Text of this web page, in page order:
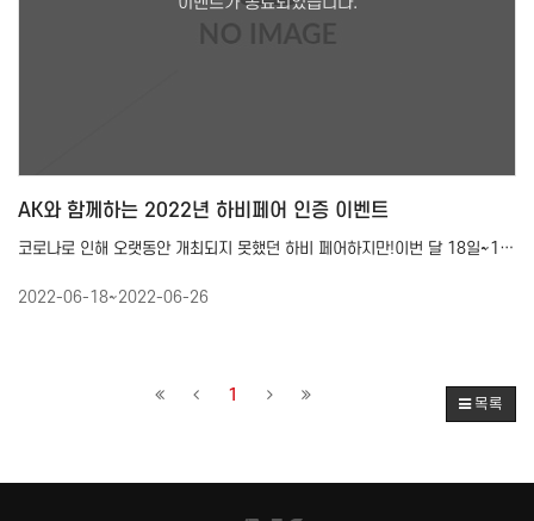
AK와 함께하는 2022년 하비페어 인증 이벤트
코로나로 인해 오랫동안 개최되지 못했던 하비 페어하지만!이번 달 18일~19일!드디어 2년만에 하비 페어가…
2022-06-18~2022-06-26
목록
1